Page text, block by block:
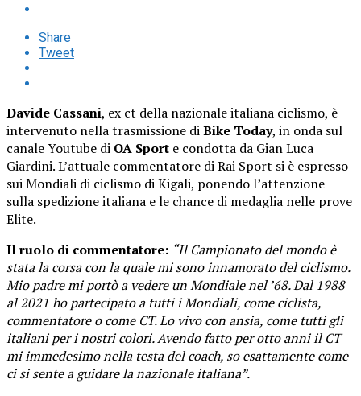
Share
Tweet
Davide Cassani, ex ct della nazionale italiana ciclismo, è
intervenuto nella trasmissione diBike Today, in onda sul
canale Youtube di OA Sport e condotta da Gian Luca
Giardini. L’attuale commentatore di Rai Sport si è espresso
sui Mondiali di ciclismo di Kigali, ponendo l’attenzione
sulla spedizione italiana e le chance di medaglia nelle prove
Elite.
Il ruolo di commentatore: “Il Campionato del mondo è
stata la corsa con la quale mi sono innamorato del ciclismo.
Mio padre mi portò a vedere un Mondiale nel ’68. Dal 1988
al 2021 ho partecipato a tutti i Mondiali, come ciclista,
commentatore o come CT. Lo vivo con ansia, come tutti gli
italiani per i nostri colori. Avendo fatto per otto anni il CT
mi immedesimo nella testa del coach, so esattamente come
ci si sente a guidare la nazionale italiana”.